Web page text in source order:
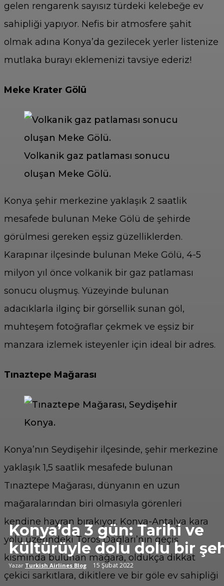
Konya’da 3 gün: Tarihi ve
kültürüyle dolu dolu bir
Yazar Turkish Airlines Blog 15 Şubat 2022
gelen rengarenk sayısız türdeki kelebeğe ev
sahipliği yapıyor. Nefis bir atmosfere şahit
olmak adına Konya’da gezilecek yerler listenize
mutlaka burayı eklemenizi tavsiye ederiz!
Meke Krater Gölü
Volkanik gaz patlaması sonucu
oluşan Meke Gölü.
Konya şehir merkezine yaklaşık 2 saatlik
mesafede bulunan Meke Gölü de şehirde
görülmesi gereken eşsiz güzelliklerden.
Karapınar ilçesinde bulunan Meke Gölü, 4-5
milyon yıl önce volkanik bir gaz patlaması
sonucu oluşmuş. Yüzeyinde bulunan
adacıklarla ilginç bir görsellik sunan göl,
muhteşem fotoğraflar çekmek ve eşsiz bir
manzara izlemek isteyenler için ideal bir adres.
Tınaztepe Mağarası
Konya’nın Seydişehir ilçesinde, şehir merkezine
yaklaşık 1,5 saatlik mesafede bulunan
Tınaztepe Mağarası, dünyanın en uzun
mağaralarından biri olmasıyla görenleri
kendine hayran bırakıyor. Konya-Antalya kara
yolu üzerindeki Toros Dağları’nın geçiş
kısmında bulunan mağara, oldukça dikkat
çekici sarkıtlara, dikitlere ve bir göle ev sahipliği